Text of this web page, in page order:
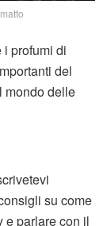
profumi di
del
mondo delle
su come
e parlare con il